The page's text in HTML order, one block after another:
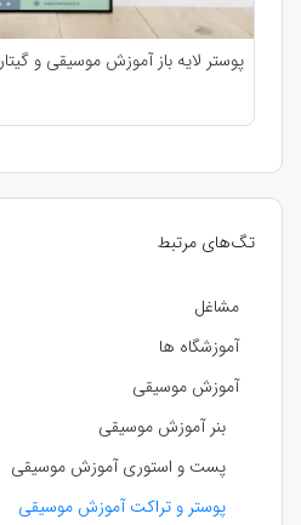
تگ‌های مرتبط
مشاغل
آموزشگاه ها
آموزش موسیقی
بنر آموزش موسیقی
پست و استوری آموزش موسیقی
پوستر و تراکت آموزش موسیقی
پوستر لایه باز آموزش موسیقی و گیتار psd